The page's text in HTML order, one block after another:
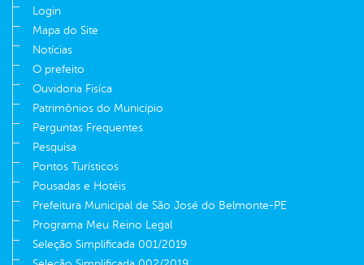
Login
Mapa do Site
Notícias
O prefeito
Ouvidoria Fisíca
Patrimônios do Município
Perguntas Frequentes
Pesquisa
Pontos Turísticos
Pousadas e Hotéis
Prefeitura Municipal de São José do Belmonte-PE
Programa Meu Reino Legal
Seleção Simplificada 001/2019